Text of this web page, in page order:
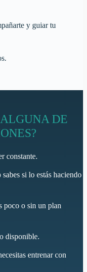
y guiar tu
DE
constante.
si lo estás haciendo
poco o sin un plan
disponible.
entrenar con